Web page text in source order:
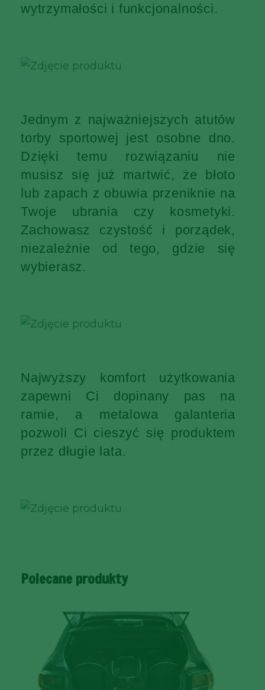
wytrzymałości i funkcjonalności.
Jednym z najważniejszych atutów
torby sportowej jest osobne dno.
Dzięki temu rozwiązaniu nie
musisz się już martwić, że błoto
lub zapach z obuwia przeniknie na
Twoje ubrania czy kosmetyki.
Zachowasz czystość i porządek,
niezależnie od tego, gdzie się
wybierasz.
Najwyższy komfort użytkowania
zapewni Ci dopinany pas na
ramie, a metalowa galanteria
pozwoli Ci cieszyć się produktem
przez długie lata.
Polecane produkty